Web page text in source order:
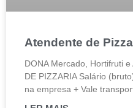
Atendente de
DONA Mercado, Hortifruti
DE PIZZARIA Salário
na empresa + Vale